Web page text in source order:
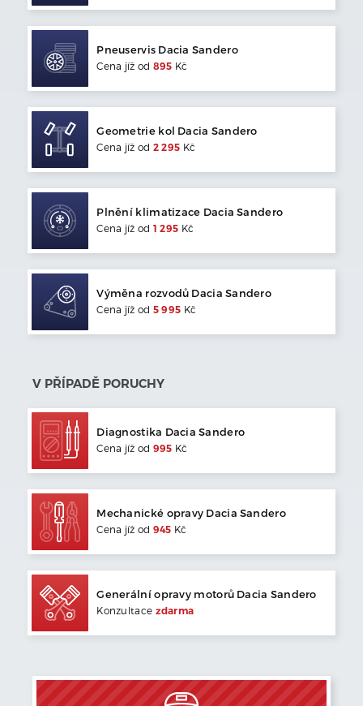
Pneuservis Dacia Sandero
Cena jíž od 895 Kč
Geometrie kol Dacia Sandero
Cena jíž od 2 295 Kč
Plnění klimatizace Dacia Sandero
Cena jíž od 1 295 Kč
Výměna rozvodů Dacia Sandero
Cena jíž od 5 995 Kč
V PŘÍPADĚ PORUCHY
Diagnostika Dacia Sandero
Cena jíž od 995 Kč
Mechanické opravy Dacia Sandero
Cena jíž od 945 Kč
Generální opravy motorů Dacia Sandero
Konzultace zdarma